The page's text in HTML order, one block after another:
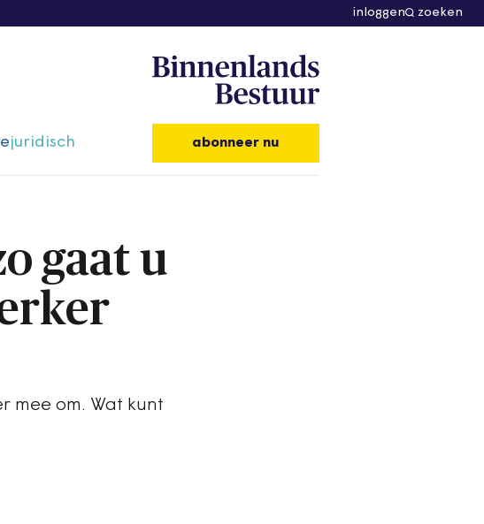
inloggen zoeken
juridisch abonneer nu
gaat u
mee om. Wat kunt